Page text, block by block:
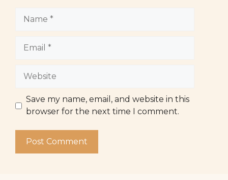
Website
Save my name, email, and website in this
browser for the next time I comment.